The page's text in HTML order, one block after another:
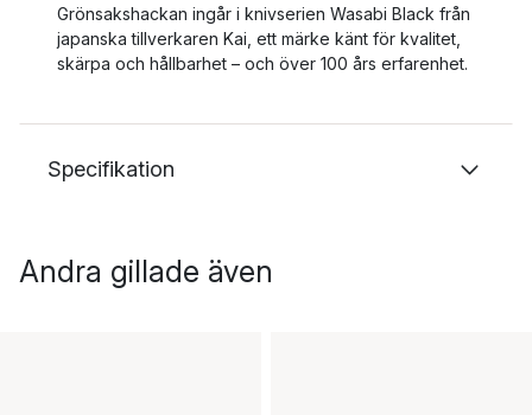
Grönsakshackan ingår i knivserien Wasabi Black från
japanska tillverkaren Kai, ett märke känt för kvalitet,
skärpa och hållbarhet – och över 100 års erfarenhet.
Specifikation
Andra gillade även